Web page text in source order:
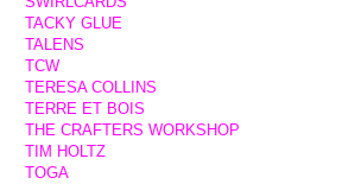
TACKY GLUE
TALENS
TCW
TERESA COLLINS
TERRE ET BOIS
THE CRAFTERS WORKSHOP
TIM HOLTZ
TOGA